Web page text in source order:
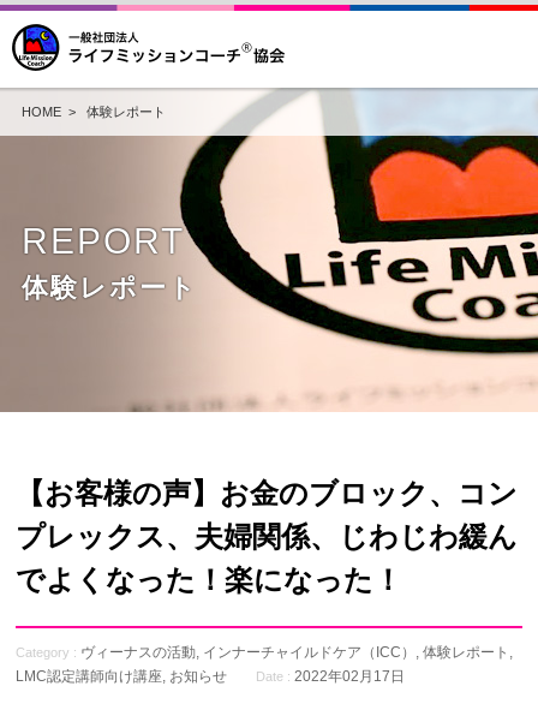
HOME> 体験レポート
REPORT
体験レポート
【お客様の声】お金のブロック、コン
プレックス、夫婦関係、じわじわ緩ん
でよくなった！楽になった！
Category : ヴィーナスの活動, インナーチャイルドケア（ICC） ,体験レポート ,
LMC認定講師向け講座, お知らせ Date : 2022年02月17日